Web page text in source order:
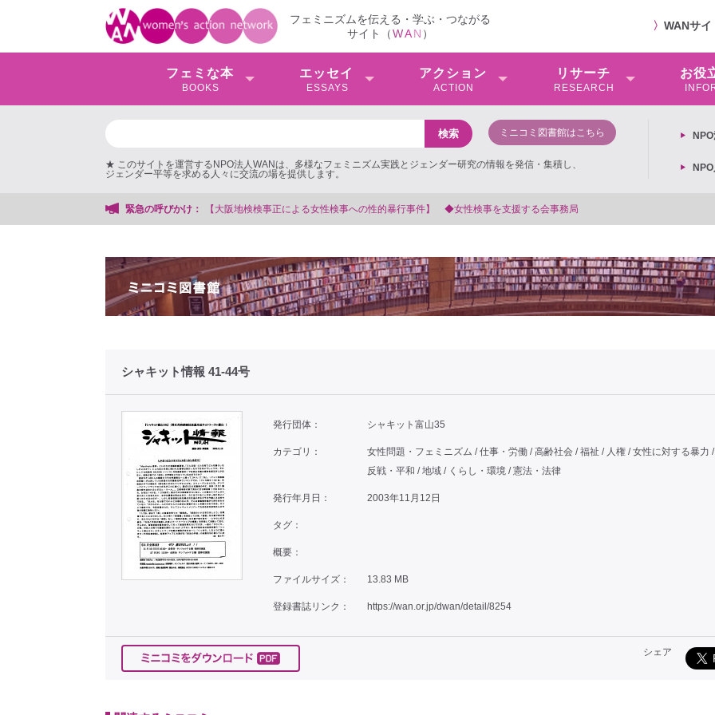
フェミニズムを伝える・学ぶ・つながる
サイト（WAN ）
〉 WANサ
フェミな本
BOOKS
エッセイ
ESSAYS
アクション
ACTION
リサーチ
RESEARCH
お役
ミニコミ図書館はこちら
★ このサイトを運営するNPO法人WANは、多様なフェミニズム実践とジェンダー研究の情報を発信・集積し、
ジェンダー平等を求める人々に交流の場を提供します。
緊急の呼びかけ：
事正による女性検事への性的暴行事件】 ◆女性検事を支援する会事務局
シャキット情報 41-44号
発行団体： シャキット富山35
カテゴリ：
女性問題・フェミニズム / 仕事・労働 / 高齢社会 / 福祉 / 人権 / 女性に対する暴力
反戦・平和 / 地域 / くらし・環境 / 憲法・法律
発行年月日： 2003年11月12日
タグ：
概要：
ファイルサイズ： 13.83 MB
登録書誌リンク： https://wan.or.jp/dwan/detail/8254
シェア